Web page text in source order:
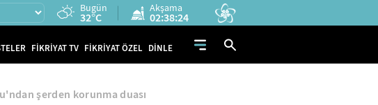
Bugün
32°C
Akşama
02:38:24
FİKRİYAT TV FİKRİYAT ÖZEL DİNLE
şerden korunma duası